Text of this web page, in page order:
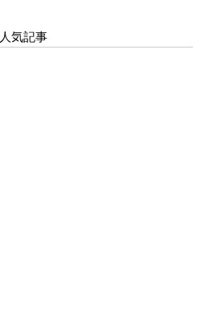
人気記事